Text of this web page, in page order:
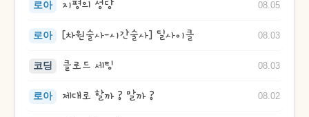
로아 지평의 성당 08.05
로아 [차원술사-시간술사] 딜사이클 08.03
코딩 클로드 세팅 08.03
로아 제대로 할까 ? 말까 ? 08.02